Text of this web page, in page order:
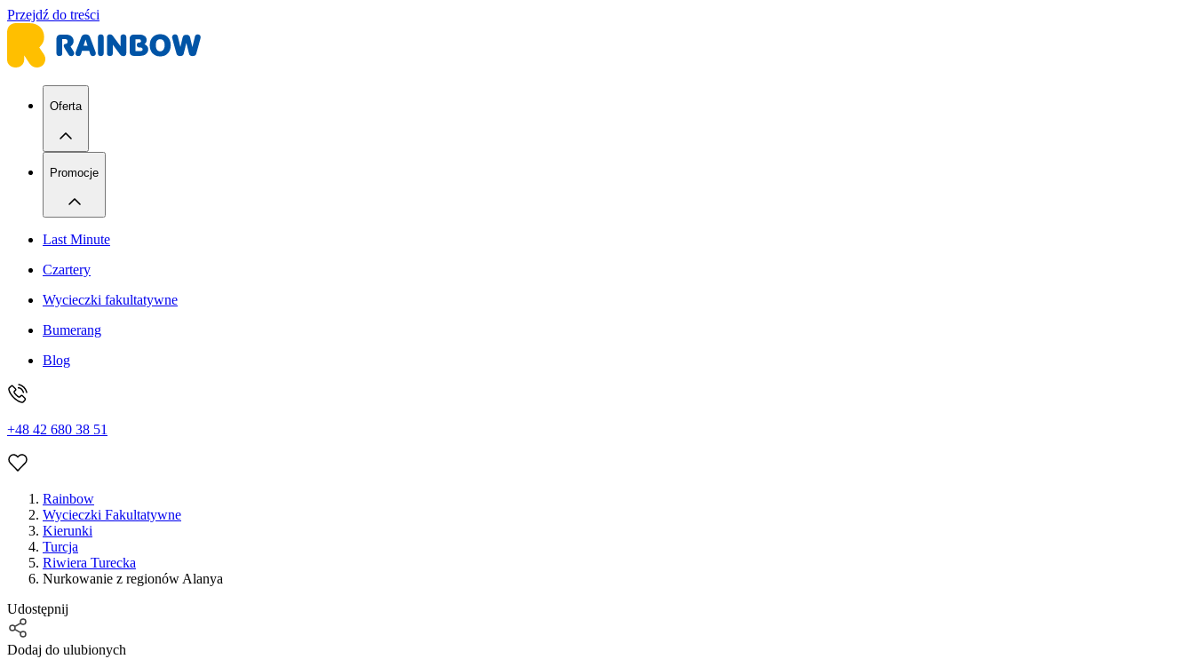
Przejdź do treści
Oferta
Promocje
Last Minute
Czartery
Wycieczki fakultatywne
Bumerang
Blog
+48 42 680 38 51
Rainbow
Wycieczki Fakultatywne
Kierunki
Turcja
Riwiera Turecka
Nurkowanie z regionów Alanya
Udostępnij
Dodaj do ulubionych